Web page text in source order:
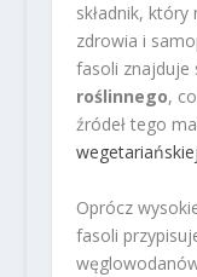
składnik,
zdrowia i
fasoli znajduje
roślinnego,
źródeł tego
wegetariańskiej
Oprócz
fasoli